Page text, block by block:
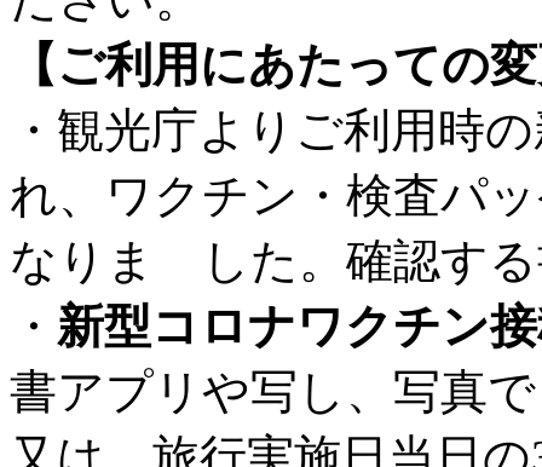
【ご利用にあたっての
・観光庁よりご利用時
れ、ワクチン・検査パ
なりま した。確認する
・ 新型コロナワクチン
書アプリや写し、写真
又は、旅行実施日当日